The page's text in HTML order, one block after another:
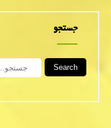
جستجو
Search